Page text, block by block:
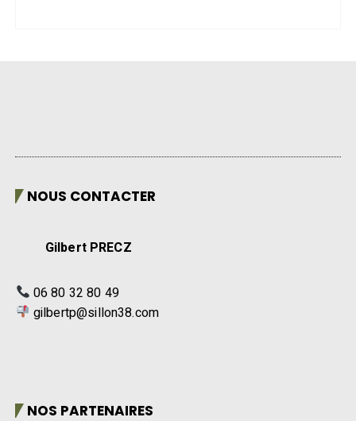
NOUS CONTACTER
Gilbert PRECZ
06 80 32 80 49
gilbertp@sillon38.com
NOS PARTENAIRES